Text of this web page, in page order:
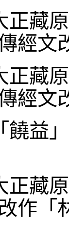
正藏
經文
正藏
經文
饒益
正藏
作「